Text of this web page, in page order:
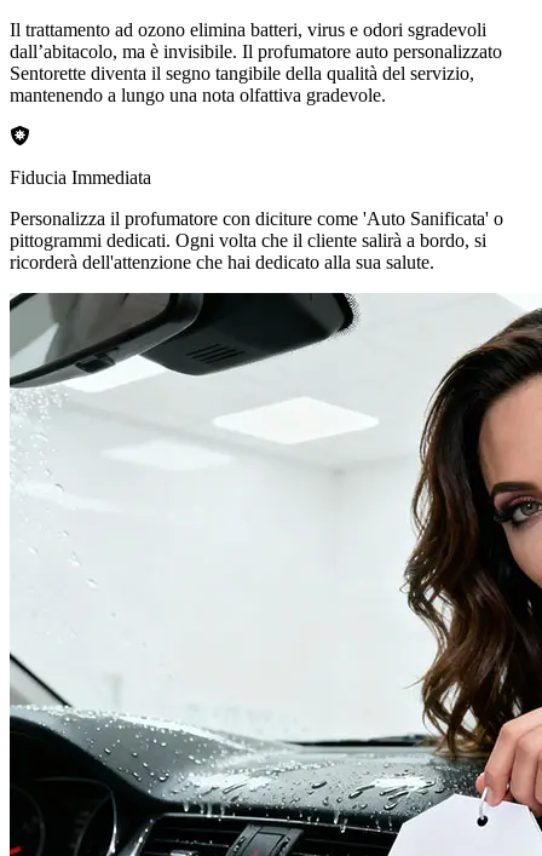
Il trattamento ad ozono elimina batteri, virus e odori sgradevoli
dall’abitacolo, ma è invisibile. Il profumatore auto personalizzato
Sentorette diventa il segno tangibile della qualità del servizio,
mantenendo a lungo una nota olfattiva gradevole.
Fiducia Immediata
Personalizza il profumatore con diciture come 'Auto Sanificata' o
pittogrammi dedicati. Ogni volta che il cliente salirà a bordo, si
ricorderà dell'attenzione che hai dedicato alla sua salute.